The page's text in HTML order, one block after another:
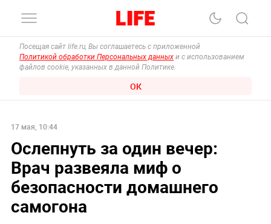
Посещая сайт life.ru, Вы соглашаетесь с приложенной
Политикой обработки Персональных данных и с использованием
файлов cookie, указанных в данной Политике.
ОК
17 мая, 10:44
Ослепнуть за один вечер:
Врач развеяла миф о
безопасности домашнего
самогона